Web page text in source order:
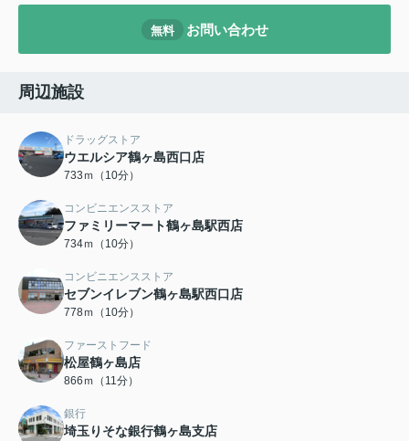
無料 お問い合わせ
周辺施設
ドラッグストア
ウエルシア鶴ヶ島西口店
733ｍ（10分）
コンビニエンスストア
ファミリーマート鶴ヶ島駅西店
734ｍ（10分）
コンビニエンスストア
セブンイレブン鶴ヶ島駅西口店
778ｍ（10分）
ファーストフード
松屋鶴ヶ島店
866ｍ（11分）
銀行
埼玉りそな銀行鶴ヶ島支店